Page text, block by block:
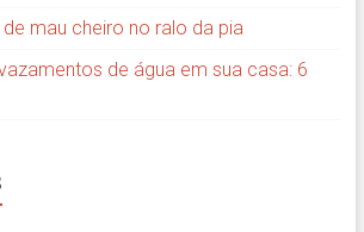
mau cheiro no ralo da pia
de água em sua casa: 6